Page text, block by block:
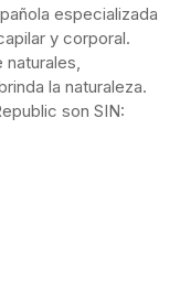
especializada
y corporal.
naturales,
la naturaleza.
son SIN: